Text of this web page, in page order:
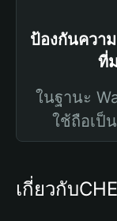
ป้องกันควา
ที่
ในฐานะ
ใช้ถือเป็
เกี่ยวกับ